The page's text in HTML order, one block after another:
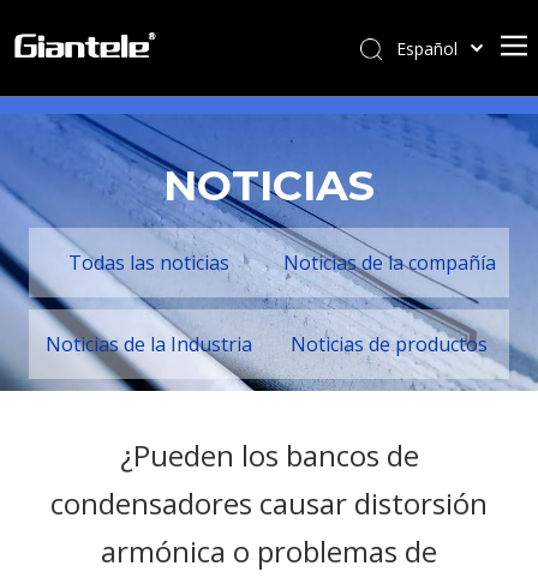
Español
简体中文
العربية
Pусский
Português
Italiano
Tiếng Việt
ไทย
বাংলা
NOTICIAS
Todas las noticias Noticias de la compañía
Noticias de la Industria Noticias de productos
¿Pueden los bancos de
condensadores causar distorsión
armónica o problemas de